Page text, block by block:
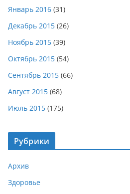
Январь 2016 (31)
Декабрь 2015 (26)
Ноябрь 2015 (39)
Октябрь 2015 (54)
Сентябрь 2015 (66)
Август 2015 (68)
Июль 2015 (175)
Рубрики
Архив
Здоровье